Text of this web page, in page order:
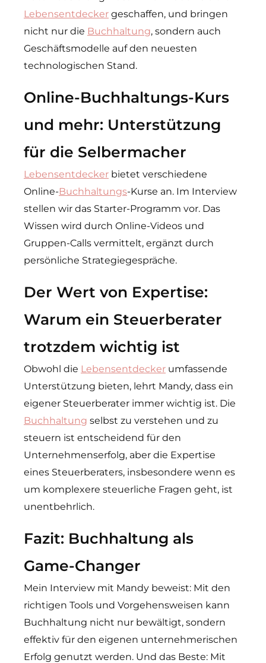
Lebensentdecker geschaffen, und bringen
nicht nur die Buchhaltung, sondern auch
Geschäftsmodelle auf den neuesten
technologischen Stand.
Online-Buchhaltungs-Kurs
und mehr: Unterstützung
für die Selbermacher
Lebensentdecker bietet verschiedene
Online-Buchhaltungs-Kurse an. Im Interview
stellen wir das Starter-Programm vor. Das
Wissen wird durch Online-Videos und
Gruppen-Calls vermittelt, ergänzt durch
persönliche Strategiegespräche.
Der Wert von Expertise:
Warum ein Steuerberater
trotzdem wichtig ist
Obwohl die Lebensentdecker umfassende
Unterstützung bieten, lehrt Mandy, dass ein
eigener Steuerberater immer wichtig ist. Die
Buchhaltung selbst zu verstehen und zu
steuern ist entscheidend für den
Unternehmenserfolg, aber die Expertise
eines Steuerberaters, insbesondere wenn es
um komplexere steuerliche Fragen geht, ist
unentbehrlich.
Fazit: Buchhaltung als
Game-Changer
Mein Interview mit Mandy beweist: Mit den
richtigen Tools und Vorgehensweisen kann
Buchhaltung nicht nur bewältigt, sondern
effektiv für den eigenen unternehmerischen
Erfolg genutzt werden. Und das Beste: Mit